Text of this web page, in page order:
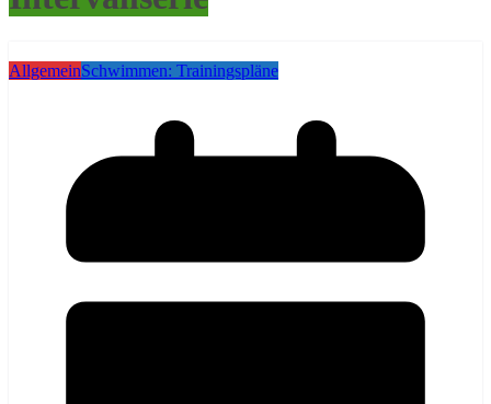
AllgemeinSchwimmen: Trainingspläne